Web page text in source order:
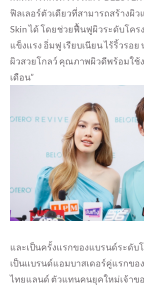
ฟิลเลอร์ตัวเดียวที่สามารถสร้างผิว
Skin ได้ โดยช่วยฟื้นฟูผิวระดับโคร
แข็งแรง อิ่มฟู เรียบเนียน ไร้ริ้วรอ
ผิวสวยโกลว์ คุณภาพผิวดีพร้อมใช้
เดือน”
และเป็นครั้งแรกของแบรนด์ระดับ
เป็นแบรนด์แอมบาสเดอร์คู่แรกของ
ไทยแลนด์ ตัวแทนคนยุคใหม่เจ้า